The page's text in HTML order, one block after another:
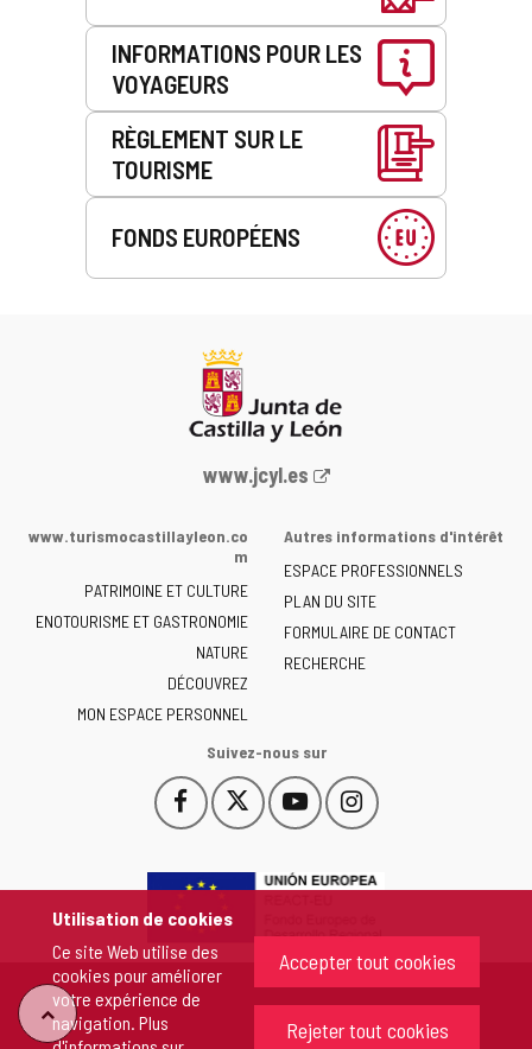
Utilisation de cookies
Ce site Web utilise des
cookies pour améliorer
votre expérience de
navigation. Plus
Accepter tout cookies
Rejeter tout cookies
INFORMATIONS POUR LES
VOYAGEURS
RÈGLEMENT SUR LE
TOURISME
FONDS EUROPÉENS
Portail
la
de
Castilla
y
León
-
www.jcyl.es
www.turismocastillayleon.co
m
PATRIMOINE ET CULTURE
ENOTOURISME ET GASTRONOMIE
NATURE
DÉCOUVREZ
MON ESPACE PERSONNEL
Autres informations d'intérêt
ESPACE PROFESSIONNELS
PLAN DU SITE
FORMULAIRE DE CONTACT
RECHERCHE
Suivez-nous sur
Facebook
Este
enlace
abrirá
una
ventana
nueva.
Este
enlace
abrirá
ventana
YouTube
Este
enlace
abrirá
ventana
nueva.
Instagram
Este
enlace
abrirá
ventana
"Retour